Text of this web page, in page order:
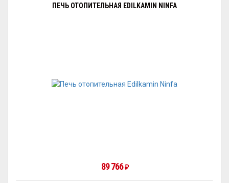
ПЕЧЬ ОТОПИТЕЛЬНАЯ EDILKAMIN NINFA
89 766₽